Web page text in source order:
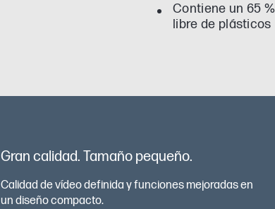
Contiene un 65
libre de plásticos
Gran calidad. Tamaño pequeño.
Calidad de vídeo definida y funciones mejoradas en
un diseño compacto.